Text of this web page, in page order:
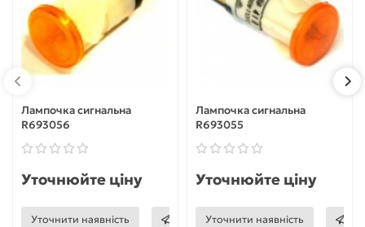
Лампочка сигнальна
R693056
Уточнюйте ціну
Уточнити наявність
Лампочка сигнальна
R693055
Уточнюйте ціну
Уточнити наявність